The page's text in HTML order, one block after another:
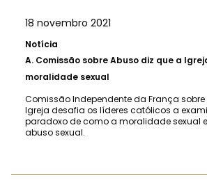
18 novembro 2021
Notícia
A. Comissão sobre Abuso diz que a
moralidade sexual
Comissão Independente da França sobre
Igreja desafia os líderes católicos a
paradoxo de como a moralidade sexual
abuso sexual.